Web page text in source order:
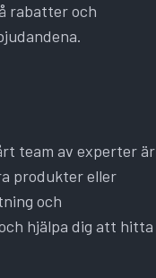
rabatter och
team av experter är
produkter eller
och
hjälpa dig att hitta